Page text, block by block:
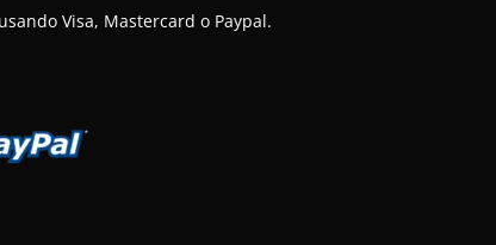
Visa, Mastercard o Paypal.